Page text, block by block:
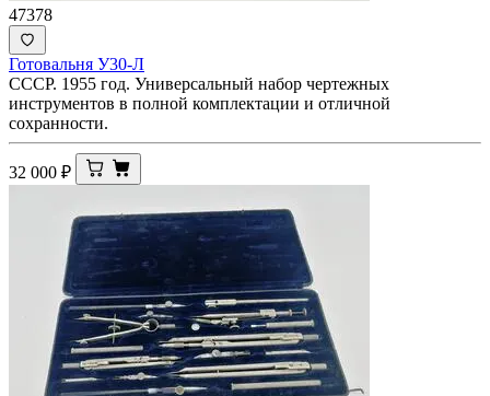
47378
Готовальня У30-Л
СССР. 1955 год. Универсальный набор чертежных
инструментов в полной комплектации и отличной
сохранности.
32 000 ₽